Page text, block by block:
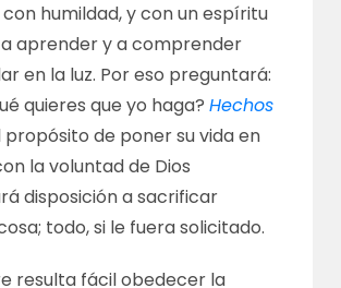
humildad, y con un espíritu
aprender y a comprender
en la luz. Por eso preguntará:
quieres que yo haga?Hechos
propósito de poner su vida en
la voluntad de Dios
disposición a sacrificar
todo, si le fuera solicitado.
resulta fácil obedecer la